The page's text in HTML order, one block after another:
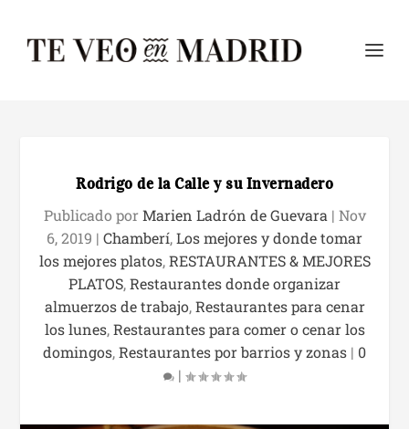
Rodrigo de la Calle y su Invernadero
Publicado por Marien Ladrón de Guevara | Nov
6, 2019 | Chamberí,Los mejores y donde tomar
los mejores platos,RESTAURANTES & MEJORES
PLATOS,Restaurantes donde organizar
almuerzos de trabajo,Restaurantes para cenar
los lunes,Restaurantes para comer o cenar los
domingos,Restaurantes por barrios y zonas | 0
|